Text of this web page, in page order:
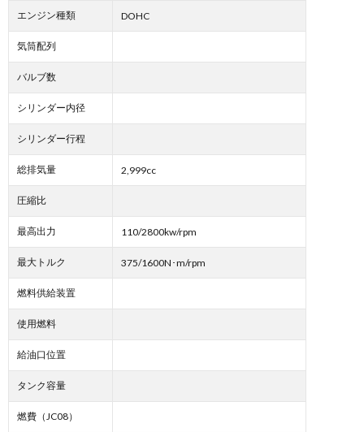
エンジン種類 DOHC
気筒配列
バルブ数
シリンダー内径
シリンダー行程
総排気量 2,999cc
圧縮比
最高出力 110/2800kw/rpm
最大トルク 375/1600N･m/rpm
燃料供給装置
使用燃料
給油口位置
タンク容量
燃費（JC08）